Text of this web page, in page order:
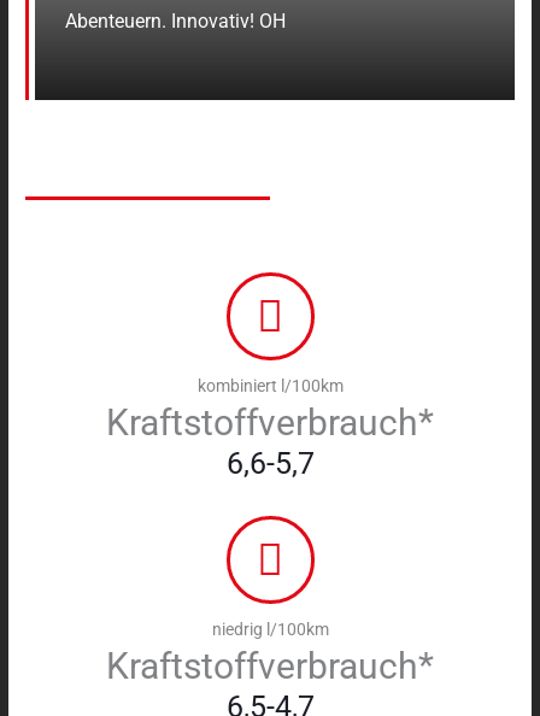
Abenteuern. Innovativ! OH
kombiniert l/100km
Kraftstoffverbrauch*
6,6-5,7
niedrig l/100km
Kraftstoffverbrauch*
6,5-4,7